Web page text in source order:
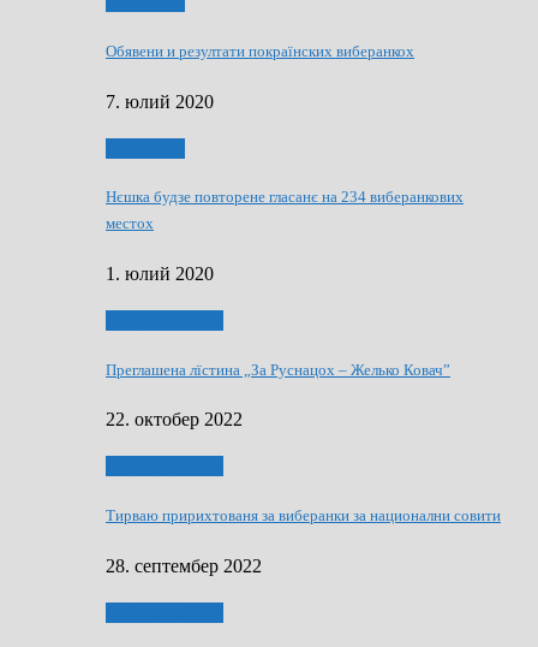
Обявени и резултати покраїнских виберанкох
7. юлий 2020
Нєшка будзе повторене гласанє на 234 виберанкових
местох
1. юлий 2020
Преглашена лїстина „За Руснацох – Желько Ковач”
22. октобер 2022
Тирваю пририхтованя за виберанки за национални совити
28. септембер 2022